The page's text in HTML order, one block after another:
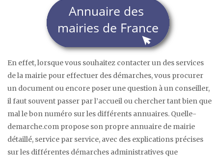
En effet, lorsque vous souhaitez contacter un des services
de la mairie pour effectuer des démarches, vous procurer
un document ou encore poser une question à un conseiller,
il faut souvent passer par l’accueil ou chercher tant bien que
mal le bon numéro sur les différents annuaires. Quelle-
demarche.com propose son propre annuaire de mairie
détaillé, service par service, avec des explications précises
sur les différentes démarches administratives que